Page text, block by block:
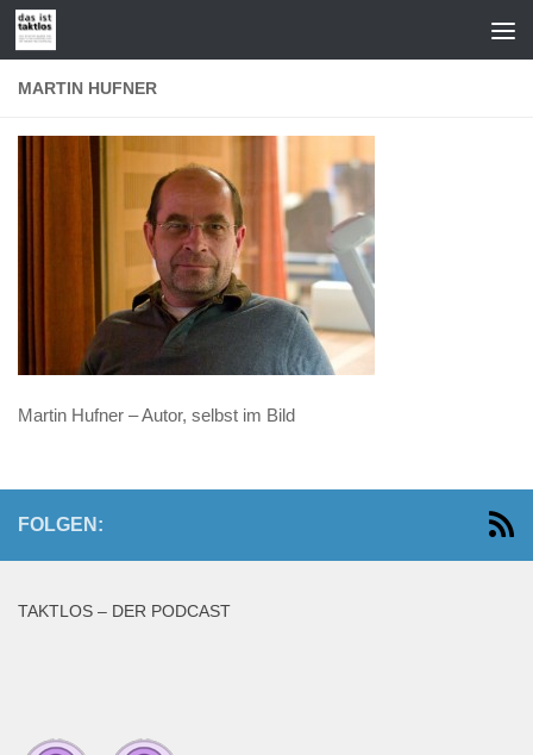
Zum Inhalt springen
MARTIN HUFNER
Martin Hufner – Autor, selbst im Bild
FOLGEN:
TAKTLOS – DER PODCAST